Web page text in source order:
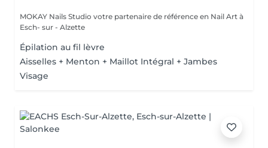
MOKAY Nails Studio votre partenaire de référence en Nail Art à
Esch- sur - Alzette
Épilation au fil lèvre
Aisselles + Menton + Maillot Intégral + Jambes
Visage